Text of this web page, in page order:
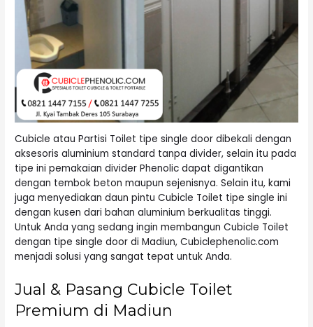
Cubicle atau Partisi Toilet tipe single door dibekali dengan
aksesoris aluminium standard tanpa divider, selain itu pada
tipe ini pemakaian divider Phenolic dapat digantikan
dengan tembok beton maupun sejenisnya. Selain itu, kami
juga menyediakan daun pintu Cubicle Toilet tipe single ini
dengan kusen dari bahan aluminium berkualitas tinggi.
Untuk Anda yang sedang ingin membangun Cubicle Toilet
dengan tipe single door di Madiun, Cubiclephenolic.com
menjadi solusi yang sangat tepat untuk Anda.
Jual & Pasang Cubicle Toilet
Premium di Madiun